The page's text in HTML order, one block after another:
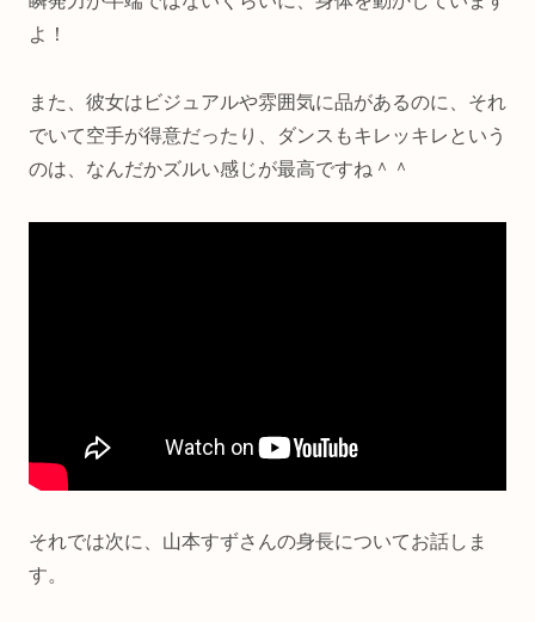
よ！
また、彼女はビジュアルや雰囲気に品があるのに、それ
でいて空手が得意だったり、ダンスもキレッキレという
のは、なんだかズルい感じが最高ですね＾＾
それでは次に、山本すずさんの身長についてお話しま
す。